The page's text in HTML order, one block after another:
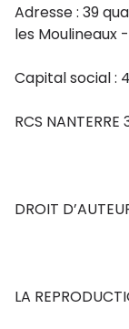
Adresse : 39
les Moulineaux
Capital social :
RCS
DROIT
LA